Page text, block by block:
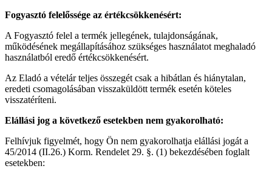
Fogyasztó felelőssége az értékcsökkenésért:
A Fogyasztó felel a termék jellegének, tulajdonságának,
működésének megállapításához szükséges használatot meghaladó
használatból eredő értékcsökkenésért.
Az Eladó a vételár teljes összegét csak a hibátlan és hiánytalan,
eredeti csomagolásában visszaküldött termék esetén köteles
visszatéríteni.
Elállási jog a következő esetekben nem gyakorolható:
Felhívjuk figyelmét, hogy Ön nem gyakorolhatja elállási jogát a
45/2014 (II.26.) Korm. Rendelet 29. §. (1) bekezdésében foglalt
esetekben: